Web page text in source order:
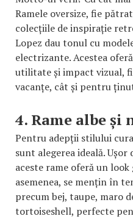
Ramele oversize, fie
colecțiile de inspirație
Lopez dau tonul cu
electrizante. Acestea
utilitate și impact vizual,
vacanțe, cât și pentru
4. Rame albe
Pentru adepții stilului
sunt alegerea ideală.
aceste rame oferă un
asemenea, se mențin în
precum bej, taupe, maro
tortoiseshell, perfecte